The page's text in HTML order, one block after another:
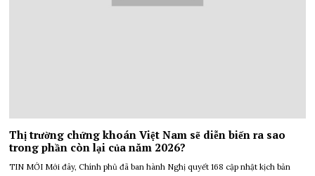
Thị trường chứng khoán Việt Nam sẽ diễn biến ra sao
trong phần còn lại của năm 2026?
TIN MỚI Mới đây, Chính phủ đã ban hành Nghị quyết 168 cập nhật kịch bản